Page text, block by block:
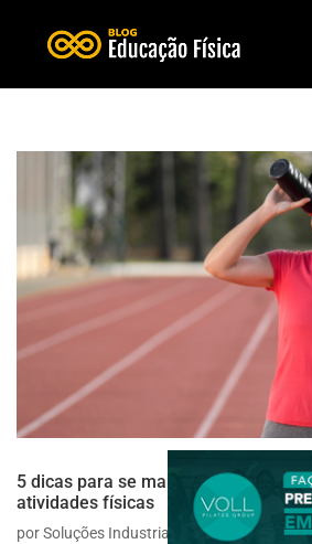
5 dicas para se manter hidratado
atividades físicas
porSoluções Industriais abr 24, 2023 |